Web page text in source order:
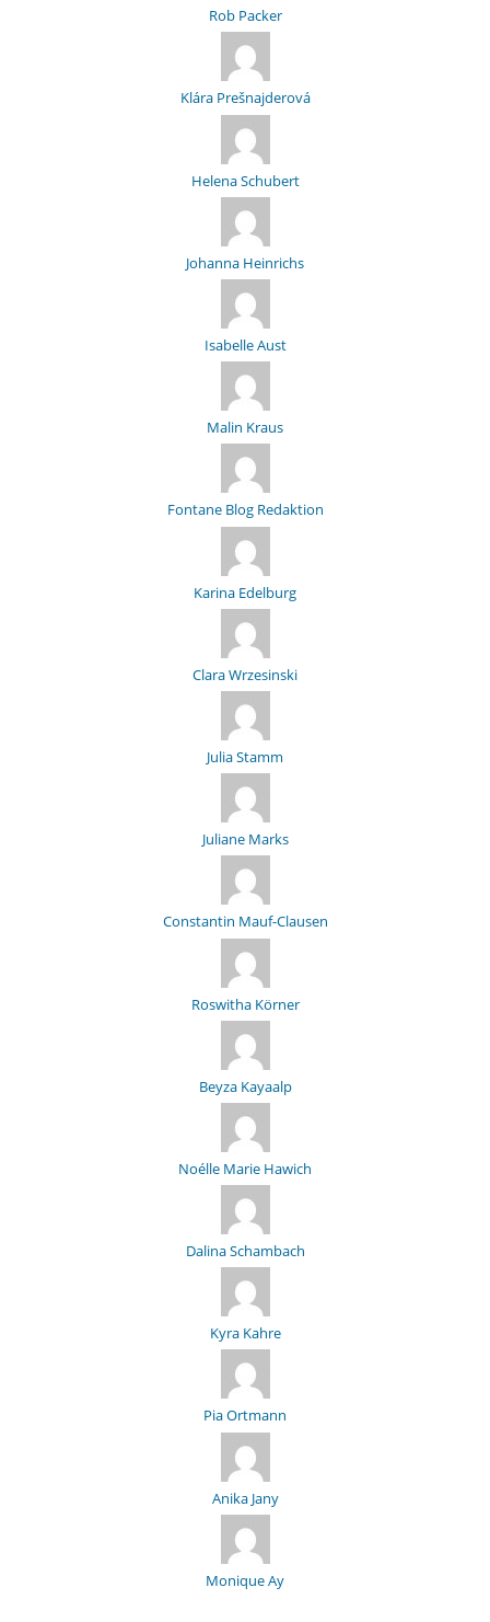
Rob Packer
Klára Prešnajderová
Helena Schubert
Johanna Heinrichs
Isabelle Aust
Malin Kraus
Fontane Blog Redaktion
Karina Edelburg
Clara Wrzesinski
Julia Stamm
Juliane Marks
Constantin Mauf-Clausen
Roswitha Körner
Beyza Kayaalp
Noélle Marie Hawich
Dalina Schambach
Kyra Kahre
Pia Ortmann
Anika Jany
Monique Ay